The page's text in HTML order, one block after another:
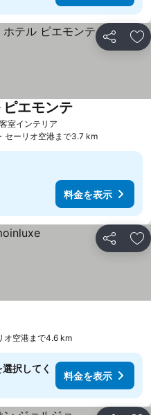
シェア お
室インテリア
エモンテ
セーリオ空港まで3.7 km
料金を表示
シェア お
オ空港まで4.6 km
択してく
料金を表示